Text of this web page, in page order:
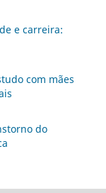
e carreira:
com mães
do